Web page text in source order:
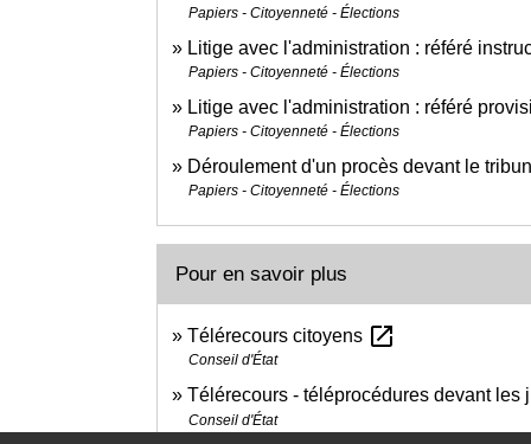
Papiers - Citoyenneté - Élections
Litige avec l'administration : référé
Papiers - Citoyenneté - Élections
Litige avec l'administration : référé
Papiers - Citoyenneté - Élections
Déroulement d'un procès devant le
Papiers - Citoyenneté - Élections
Pour en savoir plus
Télérecours citoyens open_in_new
Conseil d'État
Télérecours - téléprocédures devant les
Conseil d'État